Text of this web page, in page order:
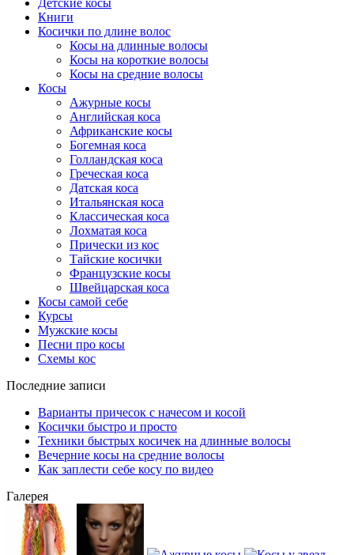
Детские косы
Книги
Косички по длине волос
Косы на длинные волосы
Косы на короткие волосы
Косы на средние волосы
Косы
Ажурные косы
Английская коса
Африканские косы
Богемная коса
Голландская коса
Греческая коса
Датская коса
Итальянская коса
Классическая коса
Лохматая коса
Прически из кос
Тайские косички
Французские косы
Швейцарская коса
Косы самой себе
Курсы
Мужские косы
Песни про косы
Схемы кос
Последние записи
Варианты причесок с начесом и косой
Косички быстро и просто
Техники быстрых косичек на длинные волосы
Вечерние косы на средние волосы
Как заплести себе косу по видео
Галерея